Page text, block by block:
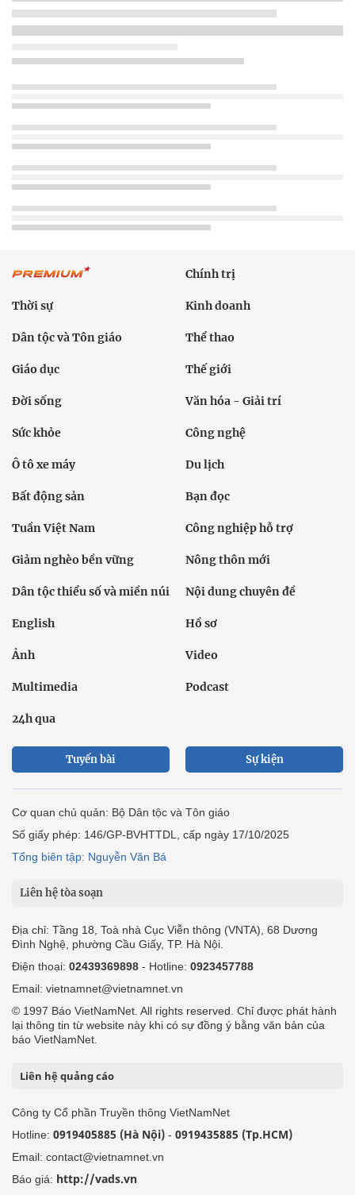
Chính trị
Thời sự Kinh doanh
Dân tộc và Tôn giáo Thể thao
Giáo dục Thế giới
Đời sống Văn hóa - Giải trí
Sức khỏe Công nghệ
Ô tô xe máy Du lịch
Bất động sản Bạn đọc
Tuần Việt Nam Công nghiệp hỗ trợ
Giảm nghèo bền vững Nông thôn mới
Dân tộc thiểu số và miền núi Nội dung chuyên đề
English Hồ sơ
Ảnh Video
Multimedia Podcast
24h qua
Tuyến bài Sự kiện
Cơ quan chủ quản: Bộ Dân tộc và Tôn giáo
Số giấy phép: 146/GP-BVHTTDL, cấp ngày 17/10/2025
Tổng biên tập: Nguyễn Văn Bá
Liên hệ tòa soạn
Địa chỉ: Tầng 18, Toà nhà Cục Viễn thông (VNTA), 68 Dương
Đình Nghệ, phường Cầu Giấy, TP. Hà Nội.
Điện thoại: 02439369898 - Hotline: 0923457788
Email: vietnamnet@vietnamnet.vn
© 1997 Báo VietNamNet. All rights reserved. Chỉ được phát hành
lại thông tin từ website này khi có sự đồng ý bằng văn bản của
báo VietNamNet.
Liên hệ quảng cáo
Công ty Cổ phần Truyền thông VietNamNet
Hotline: 0919405885 (Hà Nội) - 0919435885 (Tp.HCM)
Email: contact@vietnamnet.vn
Báo giá: http://vads.vn